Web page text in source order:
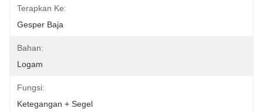
Terapkan Ke:
Gesper Baja
Bahan:
Logam
Fungsi:
Ketegangan + Segel